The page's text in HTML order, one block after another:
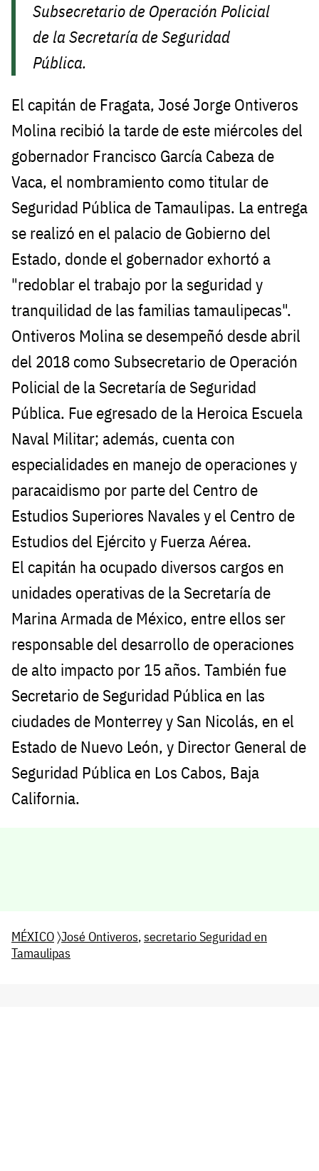
Subsecretario de Operación Policial
de la Secretaría de Seguridad
Pública.
El capitán de Fragata, José Jorge Ontiveros
Molina recibió la tarde de este miércoles del
gobernador Francisco García Cabeza de
Vaca, el nombramiento como titular de
Seguridad Pública de Tamaulipas. La entrega
se realizó en el palacio de Gobierno del
Estado, donde el gobernador exhortó a
"redoblar el trabajo por la seguridad y
tranquilidad de las familias tamaulipecas".
Ontiveros Molina se desempeñó desde abril
del 2018 como Subsecretario de Operación
Policial de la Secretaría de Seguridad
Pública. Fue egresado de la Heroica Escuela
Naval Militar; además, cuenta con
especialidades en manejo de operaciones y
paracaidismo por parte del Centro de
Estudios Superiores Navales y el Centro de
Estudios del Ejército y Fuerza Aérea.
El capitán ha ocupado diversos cargos en
unidades operativas de la Secretaría de
Marina Armada de México, entre ellos ser
responsable del desarrollo de operaciones
de alto impacto por 15 años. También fue
Secretario de Seguridad Pública en las
ciudades de Monterrey y San Nicolás, en el
Estado de Nuevo León, y Director General de
Seguridad Pública en Los Cabos, Baja
California.
MÉXICO〉José Ontiveros,secretario Seguridad en
Tamaulipas